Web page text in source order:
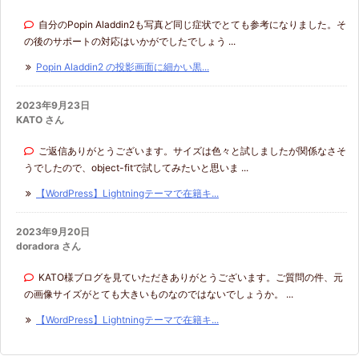
自分のPopin Aladdin2も写真ど同じ症状でとても参考になりました。そ
の後のサポートの対応はいかがでしたでしょう ...
Popin Aladdin2 の投影画面に細かい黒...
2023年9月23日
KATO さん
ご返信ありがとうございます。サイズは色々と試しましたが関係なさそ
うでしたので、object-fitで試してみたいと思いま ...
【WordPress】Lightningテーマで在籍キ...
2023年9月20日
doradora さん
KATO様ブログを見ていただきありがとうございます。ご質問の件、元
の画像サイズがとても大きいものなのではないでしょうか。 ...
【WordPress】Lightningテーマで在籍キ...